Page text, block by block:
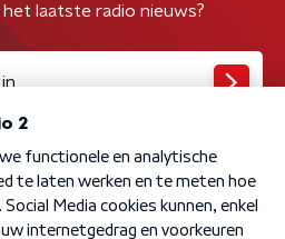
laatste radio nieuws?